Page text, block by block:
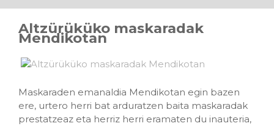
Altzürüküko maskaradak
Mendikotan
Maskaraden emanaldia Mendikotan egin bazen
ere, urtero herri bat arduratzen baita maskaradak
prestatzeaz eta herriz herri eramaten du inauteria,